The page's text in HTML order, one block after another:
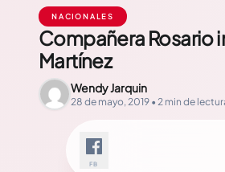
NACIONALES
Compañera Rosario
Martínez
Wendy Jarquin
28 de mayo, 2019 • 2 min de
FB